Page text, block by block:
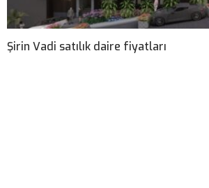
Şirin Vadi satılık daire fiyatları